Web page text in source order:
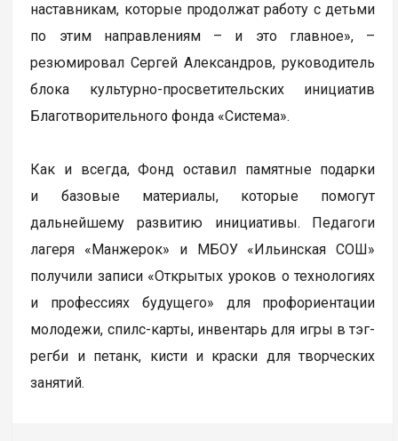
наставникам, которые продолжат работу с детьми
по этим направлениям – и это главное», –
резюмировал Сергей Александров, руководитель
блока культурно-просветительских инициатив
Благотворительного фонда «Система».
Как и всегда, Фонд оставил памятные подарки
и базовые материалы, которые помогут
дальнейшему развитию инициативы. Педагоги
лагеря «Манжерок» и МБОУ «Ильинская СОШ»
получили записи «Открытых уроков о технологиях
и профессиях будущего» для профориентации
молодежи, спилс-карты, инвентарь для игры в тэг-
регби и петанк, кисти и краски для творческих
занятий.